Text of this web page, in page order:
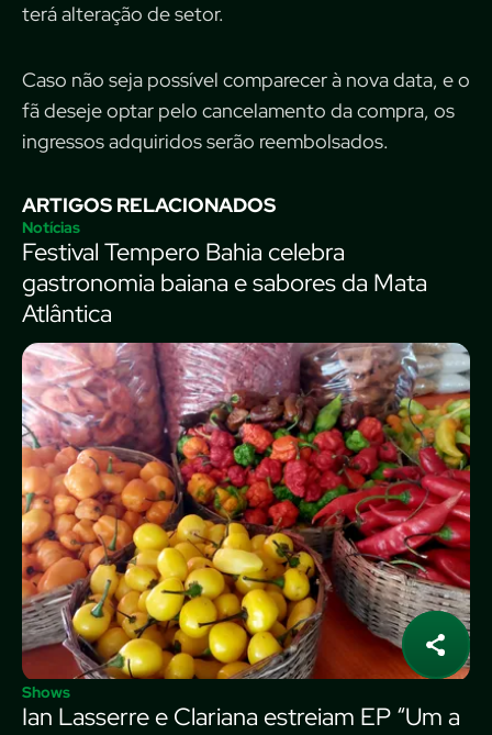
terá alteração de setor.
Caso não seja possível comparecer à nova data, e o
fã deseje optar pelo cancelamento da compra, os
ingressos adquiridos serão reembolsados.
ARTIGOS RELACIONADOS
Notícias
Festival Tempero Bahia celebra
gastronomia baiana e sabores da Mata
Atlântica
Shows
Ian Lasserre e Clariana estreiam EP “Um a